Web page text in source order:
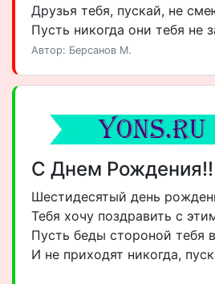
Друзья тебя, пускай, не
Пусть никогда они тебя не
Автор: Берсанов М.
С Днем
Шестидесятый день
Тебя хочу поздравить с
Пусть беды стороной тебя
И не приходят никогда,